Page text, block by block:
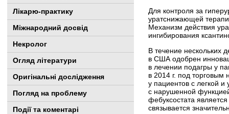
Лікарю-практику
Міжнародний досвід
Некролог
Огляд літератури
Оригінальні дослідження
Погляд на проблему
Події та коментарі
Для контроля за
уратснижающей
Механизм действия
ингибирования
В течение нескольких
в США одобрен
в лечении подагры у
в 2014 г. под
у пациентов с легкой
с нарушенной
фебуксостата
связывается